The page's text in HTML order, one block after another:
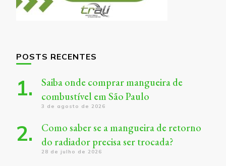
POSTS RECENTES
Saiba onde comprar mangueira de
combustível em São Paulo
3 de agosto de 2026
Como saber se a mangueira de retorno
do radiador precisa ser trocada?
28 de julho de 2026